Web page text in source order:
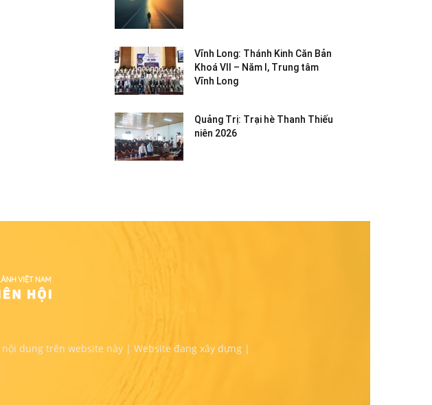
Vĩnh Long: Thánh Kinh Căn Bản
Khoá VII – Năm I, Trung tâm
Vĩnh Long
Quảng Trị: Trại hè Thanh Thiếu
niên 2026
dung trên website này | Website đang xây dựng |